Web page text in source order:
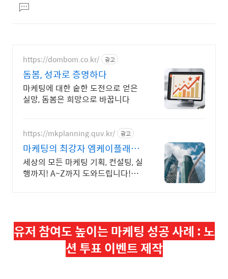
문댓
글
https://dombom.co.kr/ 광고
돔봄, 성과로 증명하다
마케팅에 대한 숱한 도전으로 얻은
실망, 돔봄은 희망으로 바꿉니다
https://mkplanning.quv.kr/ 광고
마케팅의 최강자 엠케이플래닝
비용걱정NO! 무료상담
세상의 모든 마케팅 기획, 컨설팅, 실
행까지! A~Z까지 도와드립니다!
유저 참여도 높이는 마케팅 성공 사례 : 노
션 투표 이벤트 제작